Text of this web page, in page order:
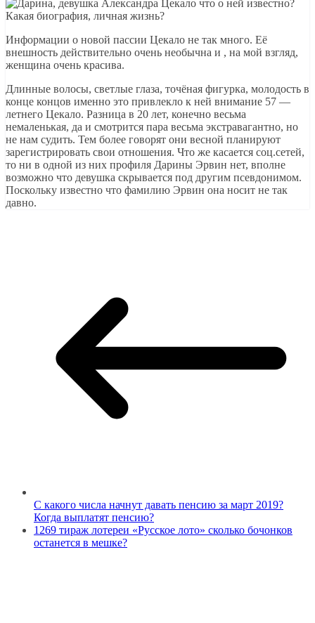
Информации о новой пассии Цекало не так много. Её
внешность действительно очень необычна и , на мой взгляд,
женщина очень красива.
Длинные волосы, светлые глаза, точёная фигурка, молодость в
конце концов именно это привлекло к ней внимание 57 —
летнего Цекало. Разница в 20 лет, конечно весьма
немаленькая, да и смотрится пара весьма экстравагантно, но
не нам судить. Тем более говорят они весной планируют
зарегистрировать свои отношения. Что же касается соц.сетей,
то ни в одной из них профиля Дарины Эрвин нет, вполне
возможно что девушка скрывается под другим псевдонимом.
Поскольку известно что фамилию Эрвин она носит не так
давно.
С какого числа начнут давать пенсию за март 2019?
Когда выплатят пенсию?
1269 тираж лотереи «Русское лото» сколько бочонков
останется в мешке?